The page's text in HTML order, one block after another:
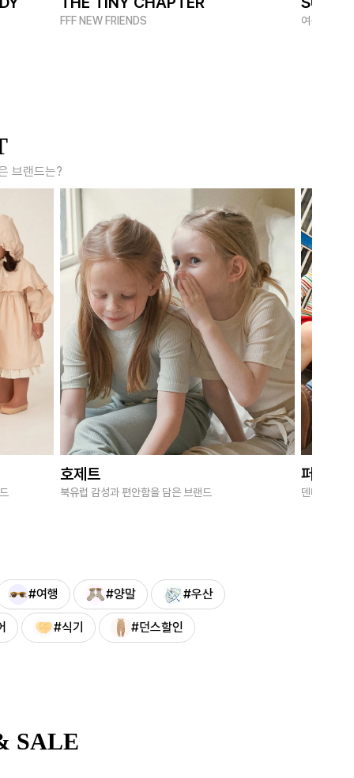
FFF NEW FRIENDS 여름 멋쟁
브랜드는?
호제트
북유럽 감성과 편안함을 담은 브랜드
퍼브키
덴마크 감
#여행 #양말 #우산
#식기 #던스할인
SALE